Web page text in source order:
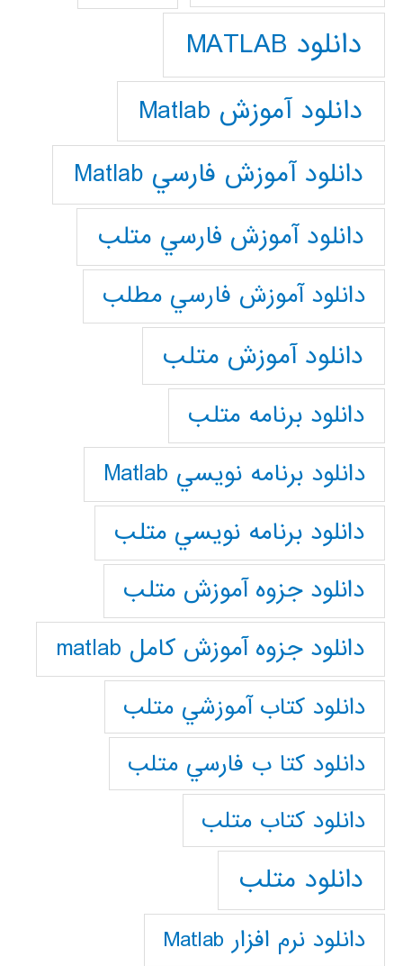
دانلود MATLAB
دانلود آموزش Matlab
دانلود آموزش فارسي Matlab
دانلود آموزش فارسي متلب
دانلود آموزش فارسي مطلب
دانلود آموزش متلب
دانلود برنامه متلب
دانلود برنامه نويسي Matlab
دانلود برنامه نويسي متلب
دانلود جزوه آموزش متلب
دانلود جزوه آموزش کامل matlab
دانلود كتاب آموزشي متلب
دانلود كتا ب فارسي متلب
دانلود كتاب متلب
دانلود متلب
دانلود نرم افزار Matlab